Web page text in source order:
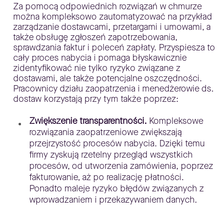
Za pomocą odpowiednich rozwiązań w chmurze
można kompleksowo zautomatyzować na przykład
zarządzanie dostawcami, przetargami i umowami, a
także obsługę zgłoszeń zapotrzebowania,
sprawdzania faktur i poleceń zapłaty. Przyspiesza to
cały proces nabycia i pomaga błyskawicznie
zidentyfikować nie tylko ryzyko związane z
dostawami, ale także potencjalne oszczędności.
Pracownicy działu zaopatrzenia i menedżerowie ds.
dostaw korzystają przy tym także poprzez:
Zwiększenie transparentności.Kompleksowe
rozwiązania zaopatrzeniowe zwiększają
przejrzystość procesów nabycia. Dzięki temu
firmy zyskują rzetelny przegląd wszystkich
procesów, od utworzenia zamówienia, poprzez
fakturowanie, aż po realizację płatności.
Ponadto maleje ryzyko błędów związanych z
wprowadzaniem i przekazywaniem danych.